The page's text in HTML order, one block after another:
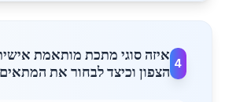
4
איזה סוגי מתכת מותאמת
הצפון וכיצד לבחור את